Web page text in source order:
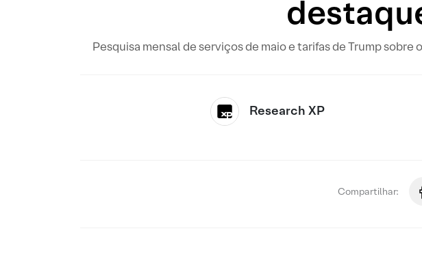
Pesquisa mensal de serviços de maio e tarifas de Trump
Research XP
Compartilhar: